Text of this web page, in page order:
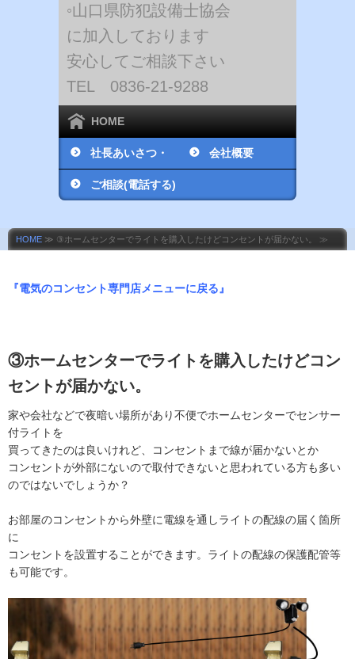
◦山口県防犯設備士協会
に加入しております
安心してご相談下さい
TEL 0836-21-9288
HOME
社長あいさつ・
社員紹介
会社概要
ご相談(電話する)
HOME ≫ ③ホームセンターでライトを購入したけどコンセントが届かない。 ≫
『電気のコンセント専門店メニューに戻る』
③ホームセンターでライトを購入したけどコン
セントが届かない。
家や会社などで夜暗い場所があり不便でホームセンターでセンサー
付ライトを
買ってきたのは良いけれど、コンセントまで線が届かないとか
コンセントが外部にないので取付できないと思われている方も多い
のではないでしょうか？
お部屋のコンセントから外壁に電線を通しライトの配線の届く箇所
に
コンセント を設置することができます。ライトの配線の保護配管等
も可能です。